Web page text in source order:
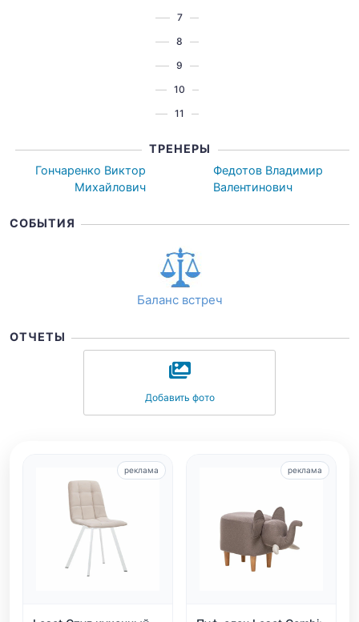
7
8
9
10
11
ТРЕНЕРЫ
Гончаренко Виктор
Михайлович
Федотов Владимир
Валентинович
СОБЫТИЯ
Баланс встреч
ОТЧЕТЫ
Добавить фото
реклама реклама